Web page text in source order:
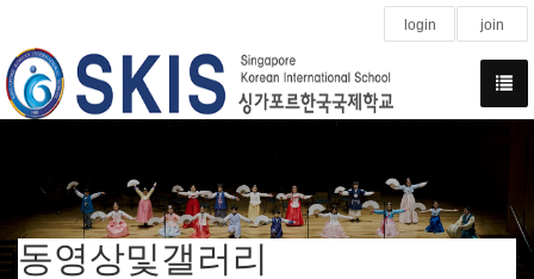
login join
동영상및갤러리